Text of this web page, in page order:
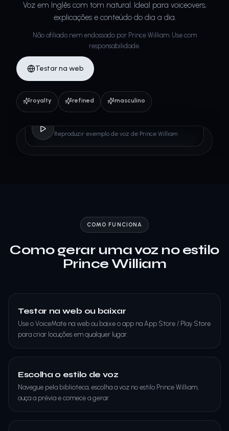
Voz em Inglês com tom natural. Ideal para voiceovers,
explicações e conteúdo do dia a dia.
Não afiliado nem endossado por Prince William. Use com
responsabilidade.
Testar na web
royalty refined masculino
Reproduzir exemplo de voz de Prince William
COMO FUNCIONA
Como gerar uma voz no estilo
Prince William
Testar na web ou baixar
Use o VoiceMate na web ou baixe o app na App Store / Play Store
para criar locuções em qualquer lugar.
Escolha o estilo de voz
Navegue pela biblioteca, escolha a voz no estilo Prince William,
ouça a prévia e comece a gerar.